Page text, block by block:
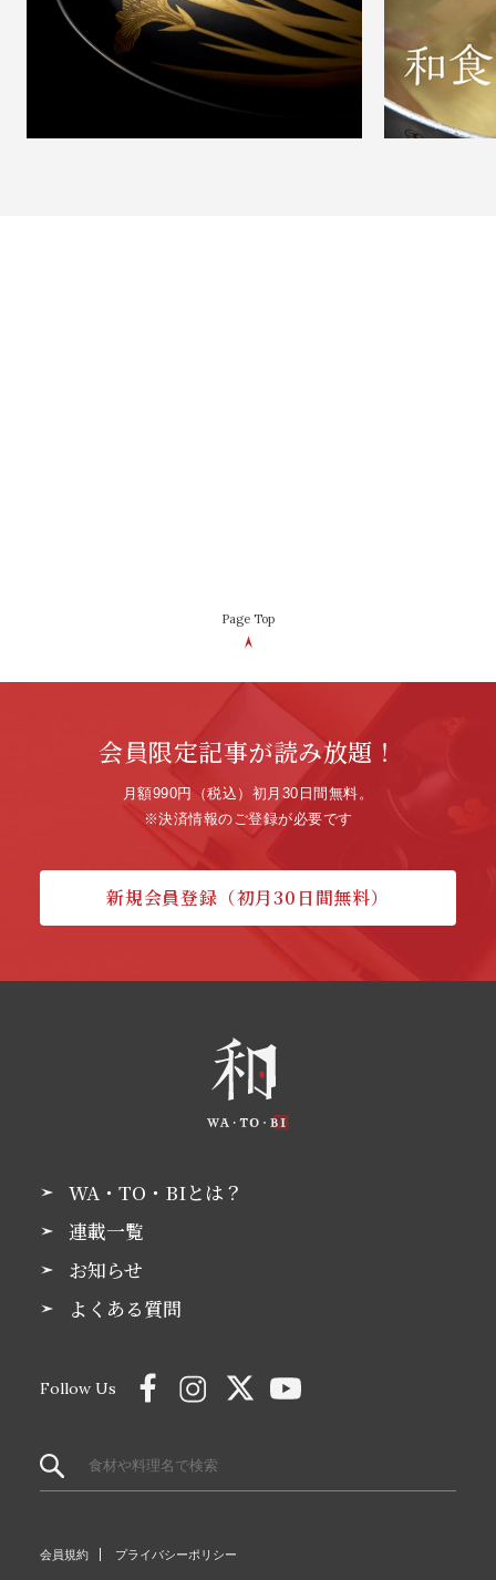
Page Top
会員限定記事が読み放題！
月額990円（税込）初月30日間無料。
※決済情報のご登録が必要です
新規会員登録（初月30日間無料）
WA・TO・BIとは？
連載一覧
お知らせ
よくある質問
Follow Us
会員規約 プライバシーポリシー